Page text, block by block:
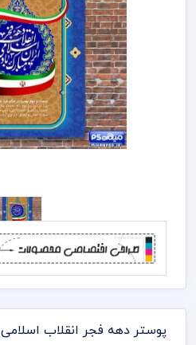
پوستر دهه فجر انقلاب اسلامی